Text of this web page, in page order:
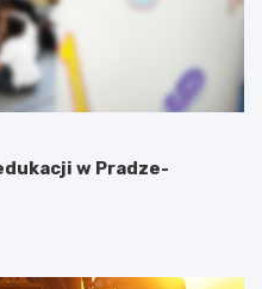
w Pradze-